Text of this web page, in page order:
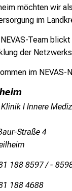
möchten wir
im
Team
der
im
I Innere
Straße 4
188 8597 / -
188 4688